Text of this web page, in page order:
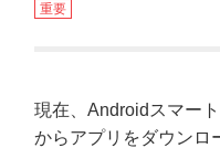
重要
現在、Androidスマー
からアプリをダウンロ